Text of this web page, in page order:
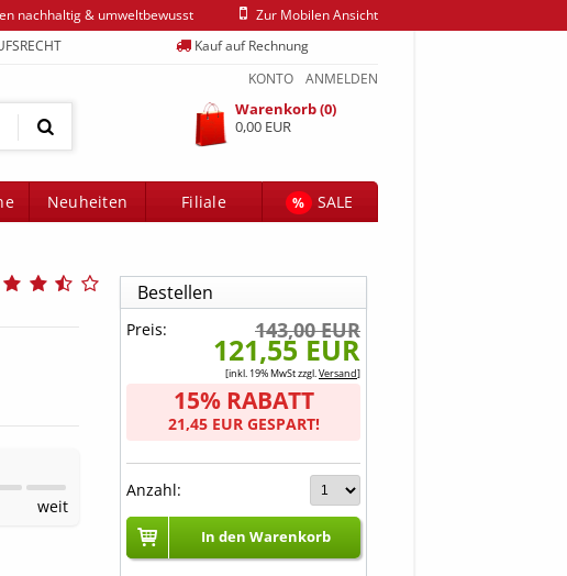
nachhaltig & umweltbewusst
Zur Mobilen Ansicht
Kauf auf Rechnung
ANMELDEN
KONTO
Warenkorb (0)
0,00 EUR
Neuheiten Filiale %
SALE
weit
Bestellen
Preis: 143,00 EUR
121,55 EUR
[inkl. 19% MwSt zzgl.Versand]
15% RABATT
21,45 EUR GESPART!
Anzahl:
In den Warenkorb